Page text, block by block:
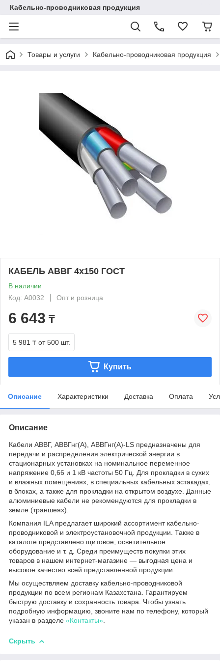
Кабельно-проводниковая продукция
Товары и услуги Кабельно-проводниковая продукция
КАБЕЛЬ АВВГ 4х150 ГОСТ
В наличии
Код: A0032
Опт и розница
6 643 ₸
5 981 ₸ от 500 шт.
Купить
Описание Характеристики Доставка Оплата
Описание
Кабели АВВГ, АВВГнг(А), АВВГнг(А)-LS предназначены для
передачи и распределения электрической энергии в
стационарных установках на номинальное переменное
напряжение 0,66 и 1 кВ частоты 50 Гц. Для прокладки в сухих
и влажных помещениях, в специальных кабельных эстакадах,
в блоках, а также для прокладки на открытом воздухе. Данные
алюминиевые кабели не рекомендуются для прокладки в
земле (траншеях).
Компания ILA предлагает широкий ассортимент кабельно-
проводниковой и электроустановочной продукции. Также в
каталоге представлено щитовое, осветительное
оборудование и т. д. Среди преимуществ покупки этих
товаров в нашем интернет-магазине — выгодная цена и
высокое качество всей представленной продукции.
Мы осуществляем доставку кабельно-проводниковой
продукции по всем регионам Казахстана. Гарантируем
быструю доставку и сохранность товара. Чтобы узнать
подробную информацию, звоните нам по телефону, который
указан в разделе «Контакты»
Скрыть